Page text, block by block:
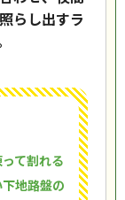
らし出すラ
て割れる
地路盤の